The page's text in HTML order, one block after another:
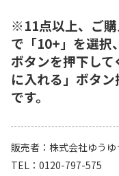
※11点以上、ご
で「10+」を選択
ボタンを押下し
に入れる」ボタ
です。
販売者
株式会社ゆうゆ
TEL
0120-797-575